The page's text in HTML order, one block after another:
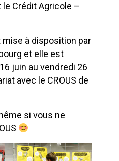
le Crédit Agricole –
à disposition par
et elle est
juin au vendredi 26
avec le CROUS de
si vous ne